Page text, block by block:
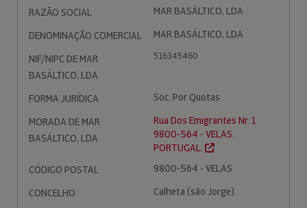
RAZÃO SOCIAL
MAR BASÁLTICO, LDA
DENOMINAÇÃO COMERCIAL
MAR BASÁLTICO, LDA
NIF/NIPC DE MAR
BASÁLTICO, LDA
516345460
FORMA JURÍDICA
Soc. Por Quotas
MORADA DE MAR
BASÁLTICO, LDA
Rua Dos Emigrantes Nr. 1
9800-564 - VELAS.
PORTUGAL.
CÓDIGO POSTAL
9800-564 - VELAS
CONCELHO
Calheta (são Jorge)